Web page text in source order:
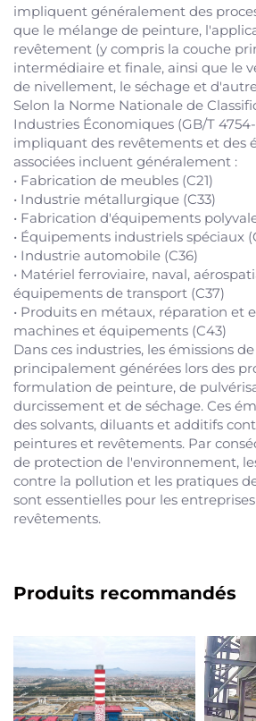
impliquent généralement des
que le mélange de peinture,
revêtement (y compris la couche
intermédiaire et finale, ainsi que le
de nivellement, le séchage et
Selon la Norme Nationale de
Industries Économiques (GB/T
impliquant des revêtements et des
associées incluent généralement :
• Fabrication de meubles (C21)
• Industrie métallurgique (C33)
• Fabrication d'équipements
• Équipements industriels spéciaux
• Industrie automobile (C36)
• Matériel ferroviaire, naval,
équipements de transport (C37)
• Produits en métaux, réparation et
machines et équipements (C43)
Dans ces industries, les émissions
principalement générées lors des
formulation de peinture, de
durcissement et de séchage. Ces
des solvants, diluants et additifs
peintures et revêtements. Par
de protection de l'environnement,
contre la pollution et les pratiques
sont essentielles pour les
revêtements.
Produits recommandés